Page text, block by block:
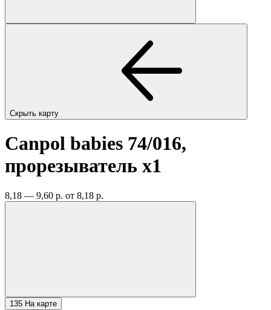
Скрыть карту
Canpol babies 74/016,
прорезыватель x1
8,18 — 9,60 р. от 8,18 р.
135 На карте